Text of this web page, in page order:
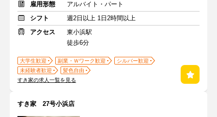
雇用形態
アルバイト・パート
シフト
週2日以上 1日2時間以上
アクセス
東小浜駅
徒歩6分
大学生歓迎 副業・Ｗワーク歓迎
シルバー歓迎
未経験者歓迎
髪色自由
すき家の求人一覧を見る
すき家 27号小浜店